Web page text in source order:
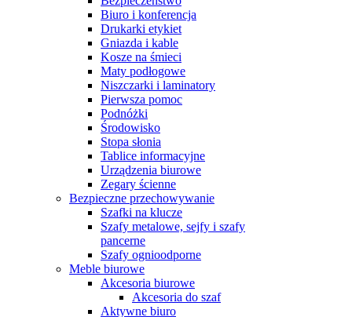
Biuro i konferencja
Drukarki etykiet
Gniazda i kable
Kosze na śmieci
Maty podłogowe
Niszczarki i laminatory
Pierwsza pomoc
Podnóżki
Środowisko
Stopa słonia
Tablice informacyjne
Urządzenia biurowe
Zegary ścienne
Bezpieczne przechowywanie
Szafki na klucze
Szafy metalowe, sejfy i szafy
pancerne
Szafy ognioodporne
Meble biurowe
Akcesoria biurowe
Akcesoria do szaf
Aktywne biuro